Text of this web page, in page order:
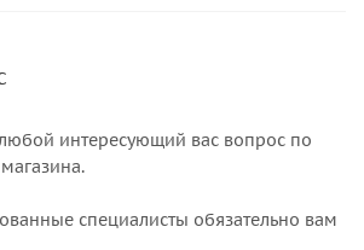
интересующий вас вопрос по
специалисты обязательно вам